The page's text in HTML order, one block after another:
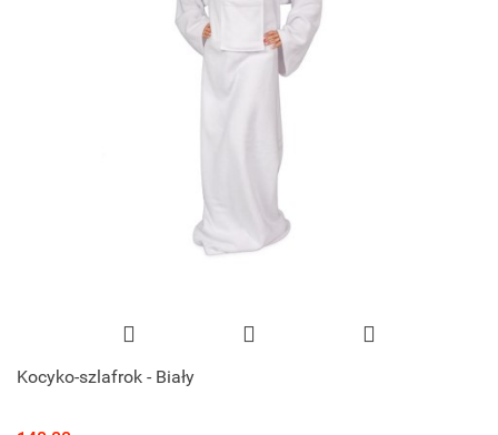
Kocyko-szlafrok - Biały